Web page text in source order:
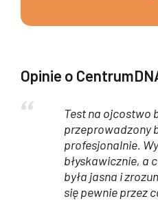
Opinie o
Test na ojcostwo
przeprowadzony
profesjonalnie.
błyskawicznie, a
była jasna i
się pewnie przez